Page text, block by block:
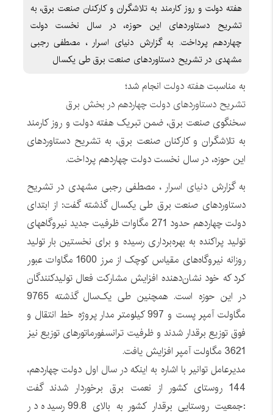
هفته دولت و روز کارمند به تلاشگران و کارکنان صنعت برق، به
تشریح دستاوردهای این حوزه، در سال نخست دولت
چهاردهم پرداخت. به گزارش دنیای اسرار ، مصطفی رجبی
مشهدی در تشریح دستاوردهای صنعت برق طی یکسال
به مناسبتهفته دولتانجام شد؛
تشریح دستاوردهای دولت چهاردهم در بخش برق
سخنگوی صنعت برق، ضمن تبریک هفته دولت و روز کارمند
به تلاشگران و کارکنان صنعت برق، به تشریح دستاوردهای
این حوزه، در سال نخست دولت چهاردهم پرداخت.
به گزارش دنیای اسرار ، مصطفی رجبی مشهدی در تشریح
دستاوردهای صنعت برق طی یکسال گذشته گفت: از ابتدای
دولت چهاردهم حدود 271 مگاوات ظرفیت جدید نیروگاههای
تولید پراکنده به بهره‌برداری رسیده و برای نخستین بار تولید
روزانه نیروگاه‌های مقیاس کوچک از مرز 1600 مگاوات عبور
کرد که خود نشان‌دهنده افزایش مشارکت فعال تولیدکنندگان
در این حوزه است. همچنین طی یک‌سال گذشته 9765
مگاولت آمپر پست و 997 کیلومتر مدار پروژه خط انتقال و
فوق توزیع برقدار شدند و ظرفیت ترانسفورماتورهای توزیع نیز
3621 مگاولت آمپر افزایش یافت.
مدیرعامل توانیر با اشاره به اینکه در سال اول دولت چهاردهم،
144 روستای کشور از نعمت برق برخوردار شدند گفت
:جمعیت روستایی برقدار کشور به بالای 99.8 رسیده در